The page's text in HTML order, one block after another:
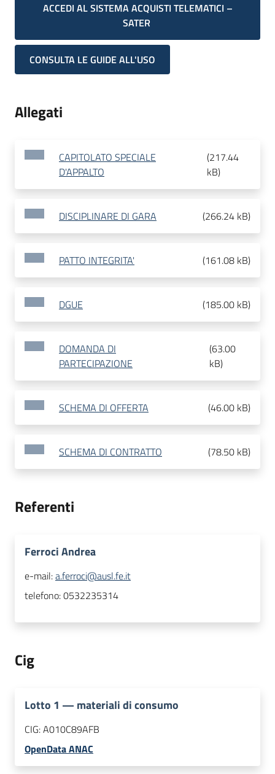
ACCEDI AL SISTEMA ACQUISTI TELEMATICI –
SATER
CONSULTA LE GUIDE ALL'USO
Allegati
CAPITOLATO SPECIALE
D'APPALTO
(217.44
kB)
DISCIPLINARE DI GARA (266.24 kB)
PATTO INTEGRITA' (161.08 kB)
DGUE (185.00 kB)
DOMANDA DI
PARTECIPAZIONE
(63.00
kB)
SCHEMA DI OFFERTA (46.00 kB)
SCHEMA DI CONTRATTO (78.50 kB)
Referenti
Ferroci Andrea
e-mail:a.ferroci@ausl.fe.it
telefono:0532235314
Cig
Lotto 1 — materiali di consumo
CIG:A010C89AFB
OpenData ANAC